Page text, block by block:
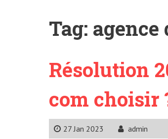
Tag: agence
Résolution
com choisir
27 Jan 2023
admin